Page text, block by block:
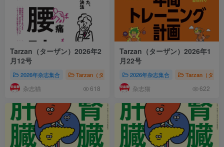
Tarzan（ターザン）2026年2
月12号
2026年杂志集合 Tarzan（ターザン） 株式会社マガジンハウス（
杂志猫 618
Tarzan（ターザン）2026年1
月22号
2026年杂志集合 Tarzan（ター
杂志猫 622